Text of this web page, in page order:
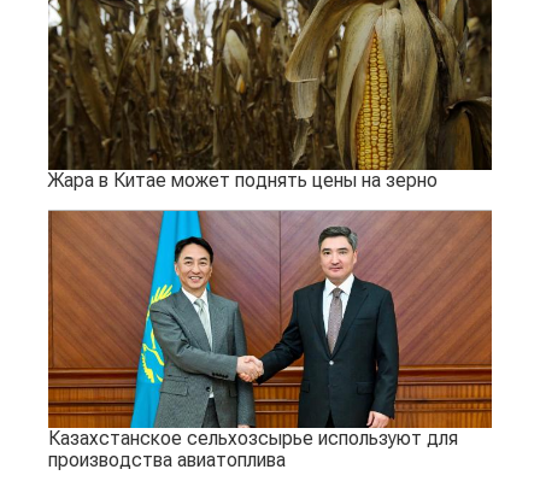
Жара в Китае может поднять цены на зерно
Казахстанское сельхозсырье используют для
производства авиатоплива